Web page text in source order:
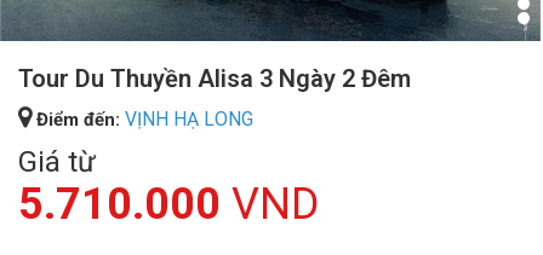
Tour Du Thuyền Alisa 3 Ngày 2 Đêm
Điểm đến: VỊNH HẠ LONG
Giá từ
5.710.000 VND